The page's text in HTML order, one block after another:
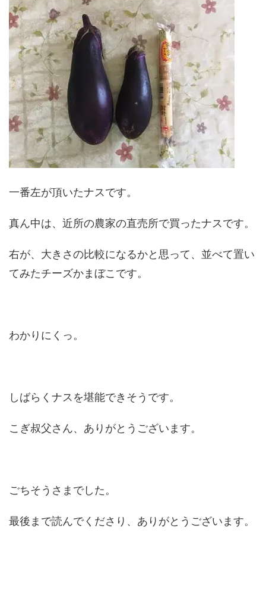
一番左が頂いたナスです。
真ん中は、近所の農家の直売所で買ったナスです。
右が、大きさの比較になるかと思って、並べて置い
てみたチーズかまぼこです。
わかりにくっ。
しばらくナスを堪能できそうです。
こぎ叔父さん、ありがとうございます。
ごちそうさまでした。
最後まで読んでくださり、ありがとうございます。